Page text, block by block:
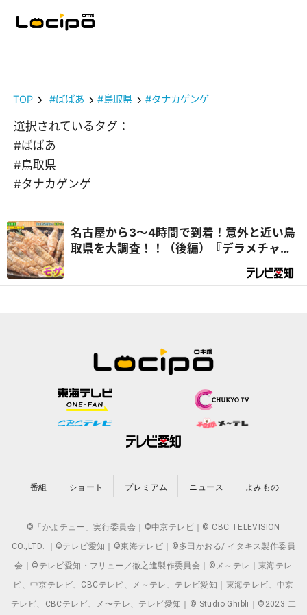
TOP #ばばあ #鳥取県 #タナカゲンゲ
選択されているタグ：
#ばばあ
#鳥取県
#タナカゲンゲ
名古屋から3～4時間で到着！意外と近い鳥
取県を大調査！！（後編）『デラメチャ気
番組 ショート プレミアム ニュース よみもの
©「かよチュー」実行委員会｜©中京テレビ｜© CBC TELEVISION
CO.,LTD. ｜©テレビ愛知｜©東海テレビ｜©多田かおる/ イタキス製作委員
会｜©テレビ愛知・フリュー／徹之進製作委員会｜©メ～テレ｜東海テレ
ビ、中京テレビ、CBCテレビ、メ～テレ、テレビ愛知｜東海テレビ、中京
テレビ、CBCテレビ、メ〜テレ、テレビ愛知｜© Studio Ghibli｜©2023 二